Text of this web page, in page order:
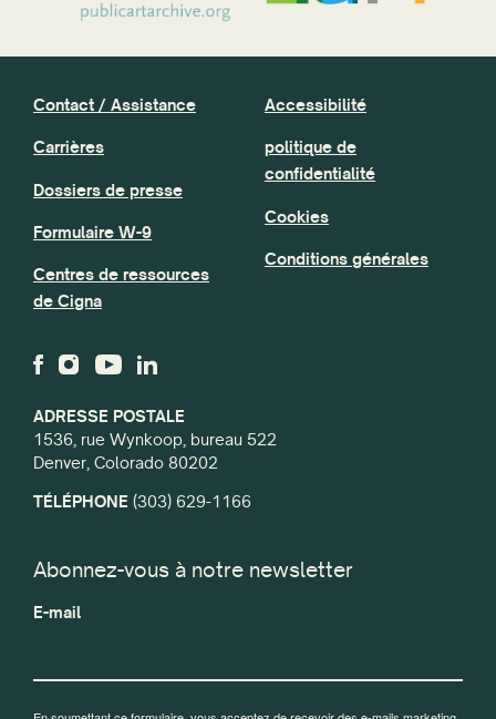
ADRESSE POSTALE
1536, rue Wynkoop, bureau 522
Denver, Colorado 80202
TÉLÉPHONE (303) 629-1166
Contact / Assistance
Carrières
Dossiers de presse
Formulaire W-9
Centres de ressources
de Cigna
Accessibilité
politique de
confidentialité
Cookies
Conditions générales
Abonnez-vous à notre newsletter
E-mail